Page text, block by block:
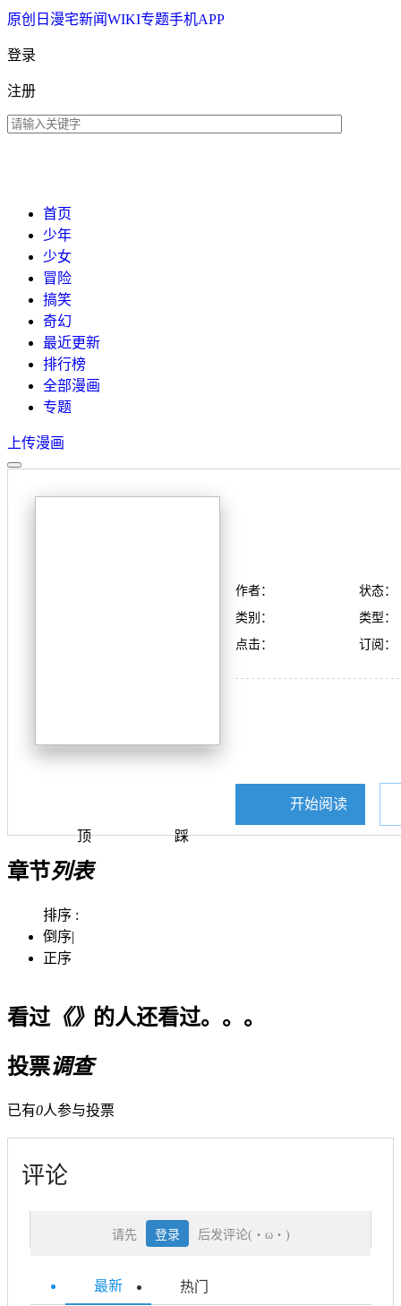
原创 日漫宅新闻WIKI专题手机APP
登录
注册
首页
少年
少女
冒险
搞笑
奇幻
最近更新
排行榜
全部漫画
专题
上传漫画
顶 踩
作者：
状态：
类别：
类型：
点击：
订阅：
开始阅读
章节列表
排序 :
倒序|
正序
看过《》 的人还看过。。。
投票调查
已有0人参与投票
评论
请先 登录 后发评论(・ω・)
最新 热门